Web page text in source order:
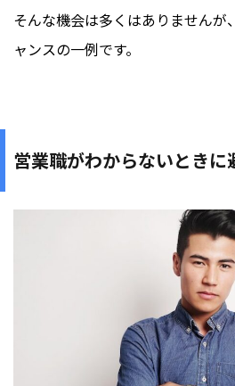
そんな機会は多くはありませんが
ャンスの一例です。
営業職がわからないときに